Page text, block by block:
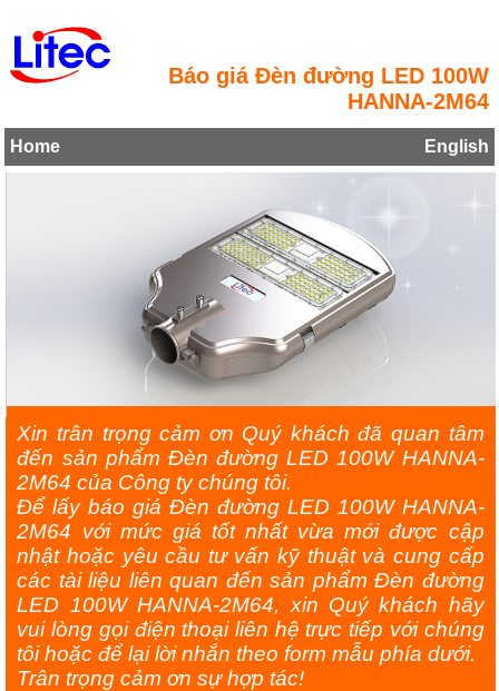
Báo giá Đèn đường LED 100W
HANNA-2M64
Home English
Xin trân trọng cảm ơn Quý khách đã quan tâm
đến sản phẩm Đèn đường LED 100W HANNA-
2M64 của Công ty chúng tôi.
Để lấy báo giá Đèn đường LED 100W HANNA-
2M64 với mức giá tốt nhất vừa mới được cập
nhật hoặc yêu cầu tư vấn kỹ thuật và cung cấp
các tài liệu liên quan đến sản phẩm Đèn đường
LED 100W HANNA-2M64, xin Quý khách hãy
vui lòng gọi điện thoại liên hệ trực tiếp với chúng
tôi hoặc để lại lời nhắn theo form mẫu phía dưới.
Trân trọng cảm ơn sự hợp tác!